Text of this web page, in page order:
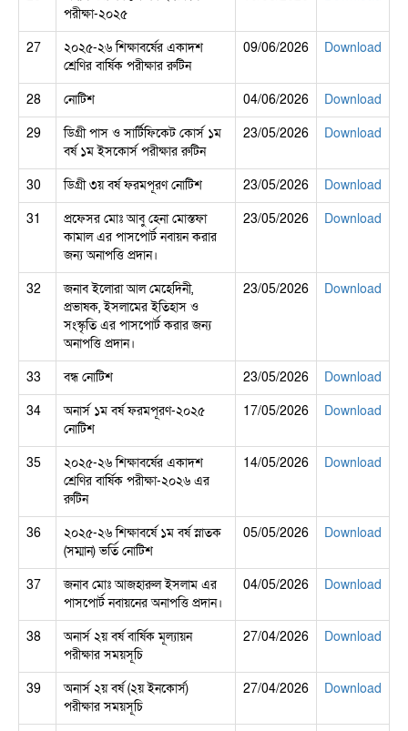
পরীক্ষা-২০২৫
27
২০২৫-২৬ শিক্ষাবর্ষের একাদশ
শ্রেণির বার্ষিক পরীক্ষার রুটিন
09/06/2026 Download
28 নোটিশ 04/06/2026
Download
29
ডিগ্রী পাস ও সার্টিফিকেট কোর্স ১ম
বর্ষ ১ম ইসকোর্স পরীক্ষার রুটিন
23/05/2026 Download
30 ডিগ্রী ৩য় বর্ষ ফরমপূরণ নোটিশ 23/05/2026
Download
31
প্রফেসর মোঃ আবু হেনা মোস্তফা
কামাল এর পাসপোর্ট নবায়ন করার
জন্য অনাপত্তি প্রদান।
23/05/2026 Download
32
জনাব ইলোরা আল মেহেদিনী,
প্রভাষক, ইসলামের ইতিহাস ও
সংস্কৃতি এর পাসপোর্ট করার জন্য
অনাপত্তি প্রদান।
23/05/2026 Download
33 বন্ধ নোটিশ 23/05/2026
Download
34
অনার্স ১ম বর্ষ ফরমপূরণ-২০২৫
নোটিশ
17/05/2026 Download
35
২০২৫-২৬ শিক্ষাবর্ষের একাদশ
শ্রেণির বার্ষিক পরীক্ষা-২০২৬ এর
রুটিন
14/05/2026 Download
36
২০২৫-২৬ শিক্ষাবর্ষে ১ম বর্ষ স্নাতক
(সম্মান) ভর্তি নোটিশ
05/05/2026 Download
37
জনাব মোঃ আজহারুল ইসলাম এর
পাসপোর্ট নবায়নের অনাপত্তি প্রদান।
04/05/2026 Download
38
অনার্স ২য় বর্ষ বার্ষিক মূল্যায়ন
পরীক্ষার সময়সূচি
27/04/2026 Download
39
অনার্স ২য় বর্ষ (২য় ইনকোর্স)
পরীক্ষার সময়সূচি
27/04/2026 Download